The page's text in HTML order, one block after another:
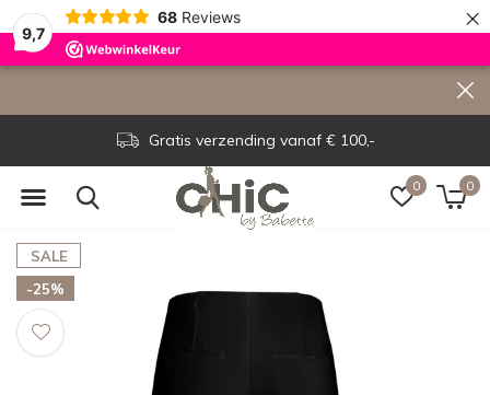
9,7
68 Reviews ×
0 0
Gratis verzending vanaf € 100,-
SALE
-25%